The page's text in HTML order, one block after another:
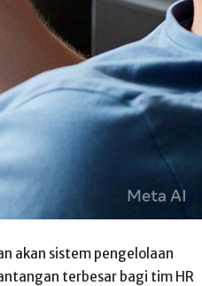
akan sistem pengelolaan
terbesar bagi tim HR